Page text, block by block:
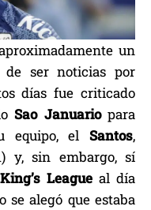
un
ser noticias por
días fue criticado
Sao Januariopara
equipo, el Santos,
y, sin embargo, sí
King’s League al día
se alegó que estaba